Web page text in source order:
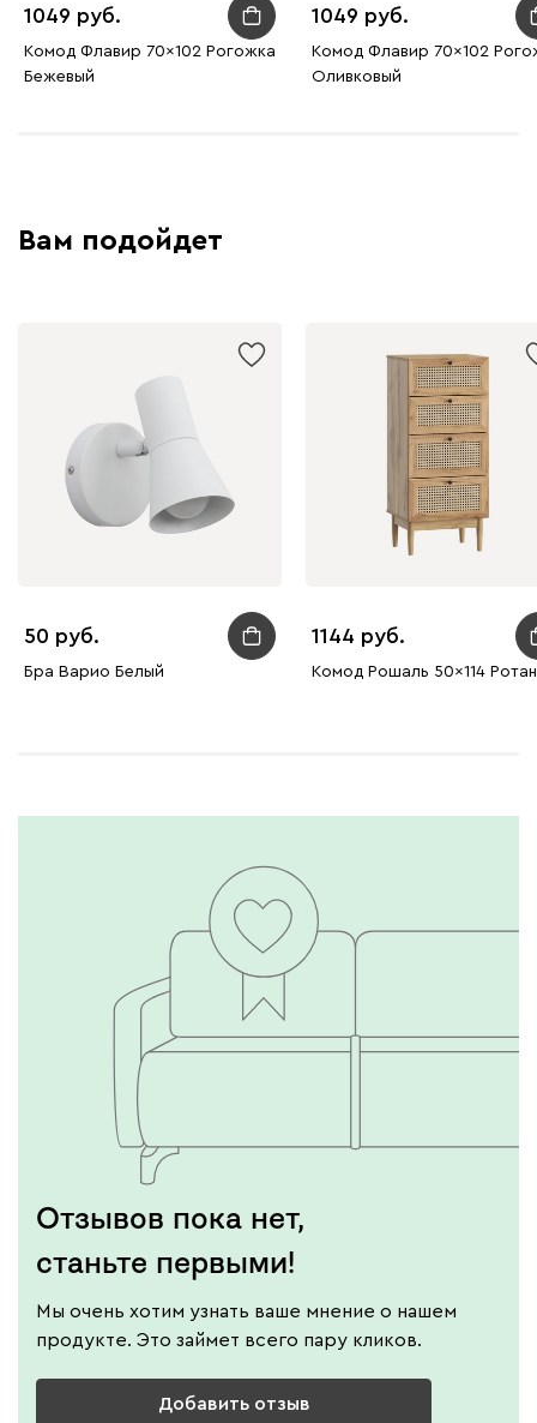
1049
Комод Флавир 70x102 Рогожка
Бежевый
1049
Комод Флавир 70x102
Оливковый
Вам подойдет
50
Бра Варио Белый
1144
Комод Рошаль 50x114
Отзывов пока нет,
станьте первыми!
Мы очень хотим узнать ваше мнение о нашем
продукте. Это займет всего пару кликов.
Добавить отзыв